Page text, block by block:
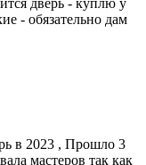
- обязательно дам
в 2023 , Прошло 3
мастеров так как